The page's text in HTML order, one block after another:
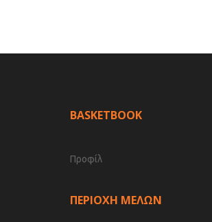
BASKETBOOK
Προφίλ
ΠΕΡΙΟΧΗ ΜΕΛΩΝ